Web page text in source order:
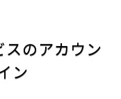
のアカウン
ン